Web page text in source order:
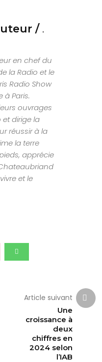
/ .
en chef du
la Radio et le
Radio Show
Paris.
ouvrages
dirige la
réussir à la
la terre
apprécie
et le
Article suivant
Une
croissance à
deux
chiffres en
2024 selon
l’IAB